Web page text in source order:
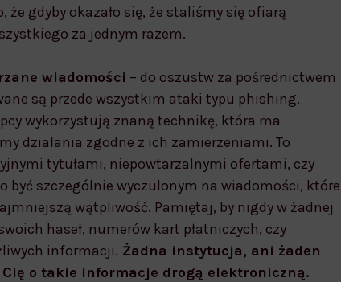
że gdyby okazało się, że staliśmy się ofiarą
za jednym razem.
wiadomości – do oszustw za pośrednictwem
są przede wszystkim ataki typu phishing.
wykorzystują znaną technikę, która ma
działania zgodne z ich zamierzeniami. To
tytułami, niepowtarzalnymi ofertami, czy
być szczególnie wyczulonym na wiadomości, które
wątpliwość. Pamiętaj, by nigdy w żadnej
haseł, numerów kart płatniczych, czy
informacji. Żadna instytucja, ani żaden
o takie informacje drogą elektroniczną.